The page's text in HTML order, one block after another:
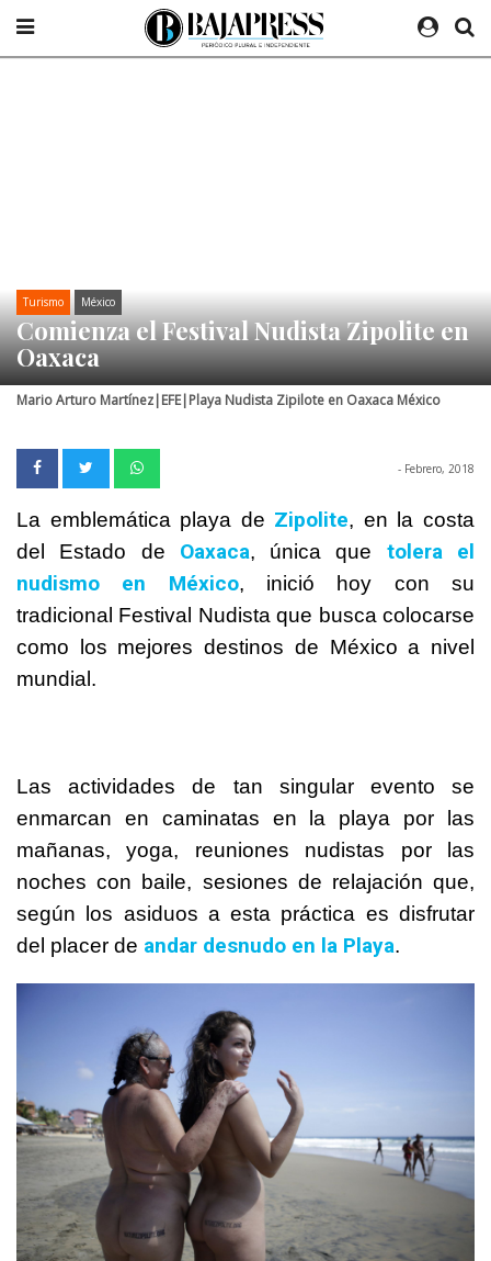
Turismo México
Comienza el Festival Nudista Zipolite en
Oaxaca
Mario Arturo Martínez|EFE|Playa Nudista Zipilote en Oaxaca México
- Febrero, 2018
La emblemática playa de Zipolite, en la costa
del Estado de Oaxaca, única que tolera el
nudismo en México, inició hoy con su
tradicional Festival Nudista que busca colocarse
como los mejores destinos de México a nivel
mundial.
Las actividades de tan singular evento se
enmarcan en caminatas en la playa por las
mañanas, yoga, reuniones nudistas por las
noches con baile, sesiones de relajación que,
según los asiduos a esta práctica es disfrutar
del placer de andar desnudo en la Playa.